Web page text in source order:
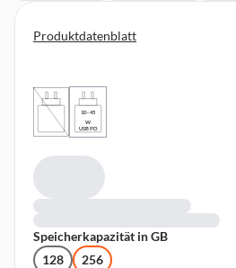
Produktdatenblatt
10 - 45
W
USB PD
Speicherkapazität in GB
128
256